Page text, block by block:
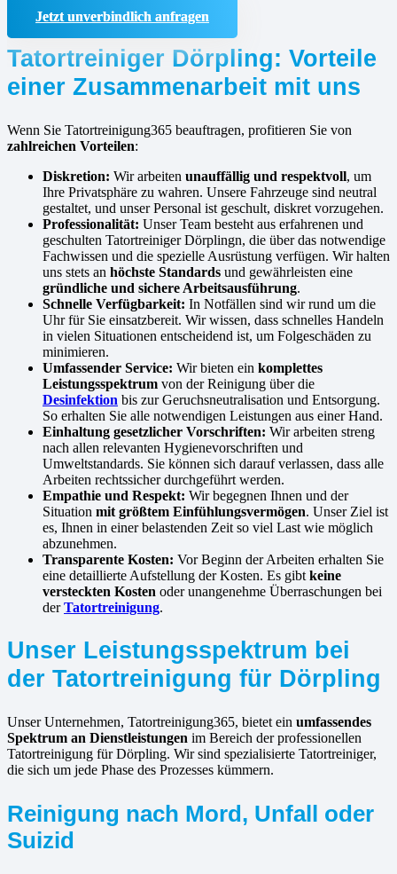
Jetzt unverbindlich anfragen
Tatortreiniger Dörpling: Vorteile
einer Zusammenarbeit mit uns
Wenn Sie Tatortreinigung365 beauftragen, profitieren Sie von
zahlreichen Vorteilen:
Diskretion: Wir arbeiten unauffällig und respektvoll, um
Ihre Privatsphäre zu wahren. Unsere Fahrzeuge sind neutral
gestaltet, und unser Personal ist geschult, diskret vorzugehen.
Professionalität: Unser Team besteht aus erfahrenen und
geschulten Tatortreiniger Dörplingn, die über das notwendige
Fachwissen und die spezielle Ausrüstung verfügen. Wir halten
uns stets an höchste Standards und gewährleisten eine
gründliche und sichere Arbeitsausführung.
Schnelle Verfügbarkeit: In Notfällen sind wir rund um die
Uhr für Sie einsatzbereit. Wir wissen, dass schnelles Handeln
in vielen Situationen entscheidend ist, um Folgeschäden zu
minimieren.
Umfassender Service: Wir bieten ein komplettes
Leistungsspektrum von der Reinigung über die
Desinfektion bis zur Geruchsneutralisation und Entsorgung.
So erhalten Sie alle notwendigen Leistungen aus einer Hand.
Einhaltung gesetzlicher Vorschriften: Wir arbeiten streng
nach allen relevanten Hygienevorschriften und
Umweltstandards. Sie können sich darauf verlassen, dass alle
Arbeiten rechtssicher durchgeführt werden.
Empathie und Respekt: Wir begegnen Ihnen und der
Situation mit größtem Einfühlungsvermögen. Unser Ziel ist
es, Ihnen in einer belastenden Zeit so viel Last wie möglich
abzunehmen.
Transparente Kosten: Vor Beginn der Arbeiten erhalten Sie
eine detaillierte Aufstellung der Kosten. Es gibt keine
versteckten Kosten oder unangenehme Überraschungen bei
derTatortreinigung.
Unser Leistungsspektrum bei
der Tatortreinigung für Dörpling
Unser Unternehmen, Tatortreinigung365, bietet ein umfassendes
Spektrum an Dienstleistungen im Bereich der professionellen
Tatortreinigung für Dörpling. Wir sind spezialisierte Tatortreiniger,
die sich um jede Phase des Prozesses kümmern.
Reinigung nach Mord, Unfall oder
Suizid